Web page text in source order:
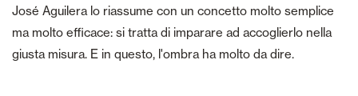
José Aguilera lo riassume con un concetto molto semplice
ma molto efficace: si tratta di imparare ad accoglierlo nella
giusta misura. E in questo, l'ombra ha molto da dire.